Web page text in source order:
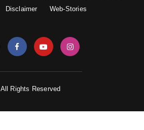
Disclaimer Web-Stories
All Rights Reserved